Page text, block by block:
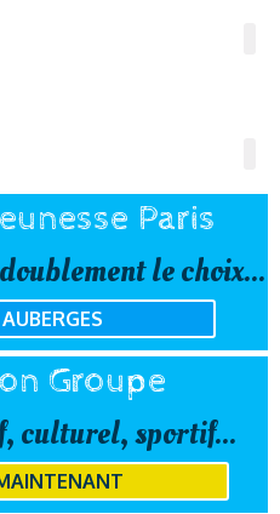
Paris
le choix...
Groupe
culturel, sportif...